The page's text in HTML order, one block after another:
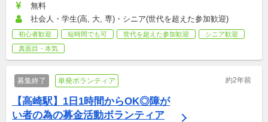
無料
社会人・学生(高, 大, 専)・シニア(世代を超えた参加歓迎)
初心者歓迎 短時間でも可 世代を超えた参加歓迎
シニア歓迎
真面目・本気
募集終了 単発ボランティア 約2年前
【高崎駅】1日1時間からOK◎障が
い者の為の募金活動ボランティア